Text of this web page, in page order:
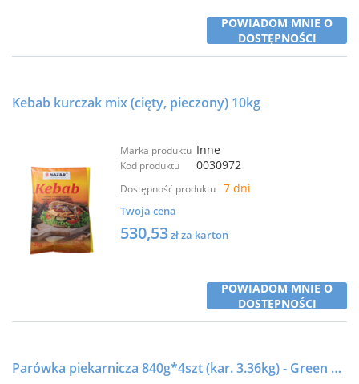
POWIADOM MNIE O
DOSTĘPNOŚCI
Kebab kurczak mix (cięty, pieczony) 10kg
Marka produktu Inne
Kod produktu 0030972
Dostępność produktu 7 dni
Twoja cena
530,53zł za karton
POWIADOM MNIE O
DOSTĘPNOŚCI
Parówka piekarnicza 840g*4szt (kar. 3.36kg) - Green Fox